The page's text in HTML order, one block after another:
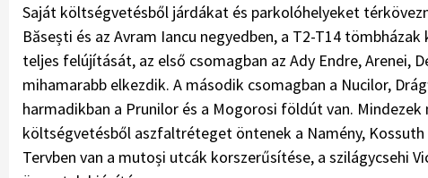
Saját költségvetésből járdákat és parkolóhelyeket
Băsești és az Avram Iancu negyedben, a T2-T14
teljes felújítását, az első csomagban az Ady Endre, Arenei,
mihamarabb elkezdik. A második csomagban a Nucilor,
harmadikban a Prunilor és a Mogorosi földút van.
költségvetésből aszfaltréteget öntenek a Namény,
Tervben van a mutoși utcák korszerűsítése, a szilágycsehi